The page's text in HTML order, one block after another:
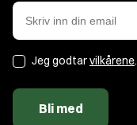
Jeg godtarvilkårene.
Bli med